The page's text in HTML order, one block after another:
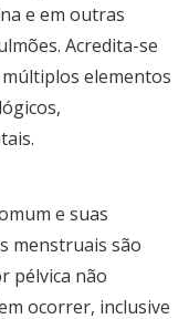
e em outras
Acredita-se
elementos
e suas
menstruais são
pélvica não
ocorrer, inclusive